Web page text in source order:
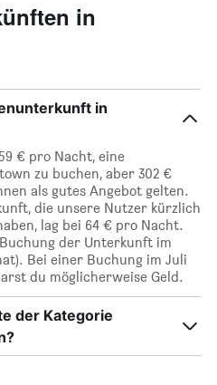
in
in
€ pro Nacht, eine
zu buchen, aber 302 €
als gutes Angebot gelten.
die unsere Nutzer kürzlich
lag bei 64 € pro Nacht.
der Unterkunft im
Bei einer Buchung im Juli
du möglicherweise Geld.
der Kategorie